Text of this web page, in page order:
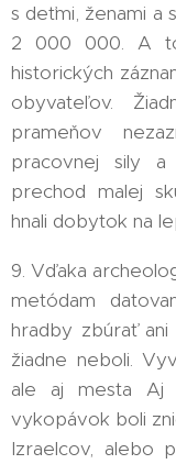
s deťmi, ženami a
2 000 000. A
historických
obyvateľov.
prameňov
pracovnej sily a
prechod malej
hnali dobytok na
9. Vďaka
metódam
hradby zbúrať
žiadne neboli.
ale aj mesta Aj
vykopávok boli
Izraelcov, alebo